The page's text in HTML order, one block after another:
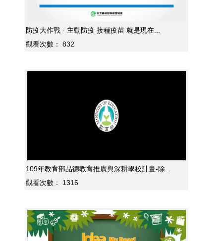
防疫大作戰 - 主動防疫 接種疫苗 就是現在...
觀看次數：
832
109年教育部品德教育推廣與深耕學校計畫-除...
觀看次數：
1316